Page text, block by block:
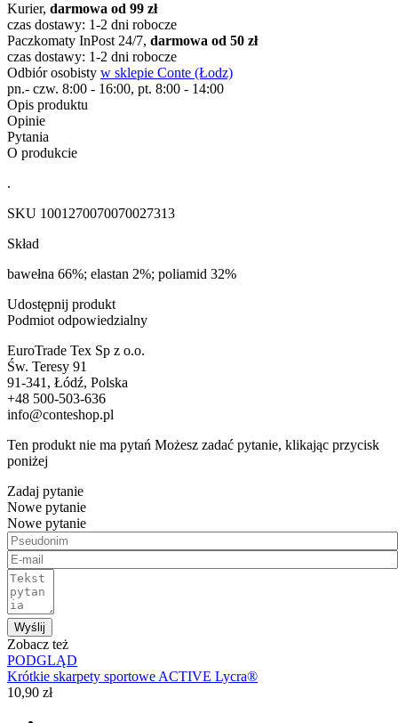
Kurier, darmowa od 99 zł
czas dostawy: 1-2 dni robocze
Paczkomaty InPost 24/7, darmowa od 50 zł
czas dostawy: 1-2 dni robocze
Odbiór osobisty w sklepie Conte (Łodz)
pn.- czw. 8:00 - 16:00, pt. 8:00 - 14:00
Opis produktu
Opinie
Pytania
O produkcie
.
SKU 1001270070070027313
Skład
bawełna 66%; elastan 2%; poliamid 32%
Udostępnij produkt
Podmiot odpowiedzialny
EuroTrade Tex Sp z o.o.
Św. Teresy 91
91-341, Łódź, Polska
+48 500-503-636
info@conteshop.pl
Ten produkt nie ma pytań Możesz zadać pytanie, klikając przycisk
poniżej
Zadaj pytanie
Nowe pytanie
Nowe pytanie
Wyślij
Zobacz też
PODGLĄD
Krótkie skarpety sportowe ACTIVE Lycra®
10,90 zł